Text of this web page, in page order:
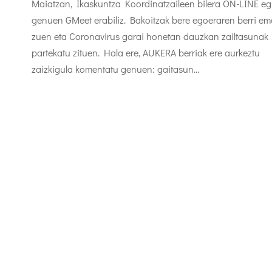
Maiatzan, Ikaskuntza Koordinatzaileen bilera ON-LINE
genuen GMeet erabiliz. Bakoitzak bere egoeraren berri
zuen eta Coronavirus garai honetan dauzkan zailtasunak
partekatu zituen. Hala ere, AUKERA berriak ere aurkeztu
zaizkigula komentatu genuen: gaitasun...